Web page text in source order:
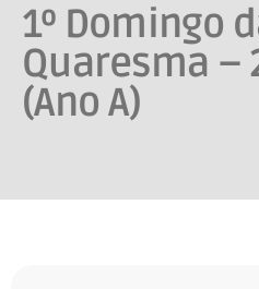
1º Domingo
Quaresma –
(Ano A)